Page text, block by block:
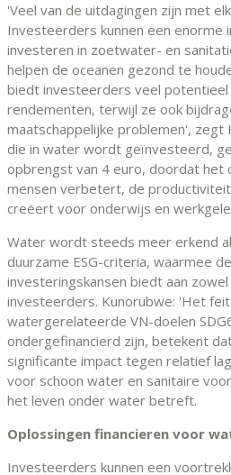
'Veel van de uitdagingen zijn met
Investeerders kunnen een enorme
investeren in zoetwater- en
helpen de oceanen gezond te
biedt investeerders veel potentieel
rendementen, terwijl ze ook
maatschappelijke problemen', zegt
die in water wordt geïnvesteerd,
opbrengst van 4 euro, doordat het
mensen verbetert, de
creëert voor onderwijs en
Water wordt steeds meer erkend
duurzame ESG-criteria, waarmee
investeringskansen biedt aan
investeerders. Kunorubwe: 'Het
watergerelateerde VN-doelen
ondergefinancierd zijn, betekent
significante impact tegen relatief
voor schoon water en sanitaire
het leven onder water betreft.
Oplossingen financieren voor
Investeerders kunnen een